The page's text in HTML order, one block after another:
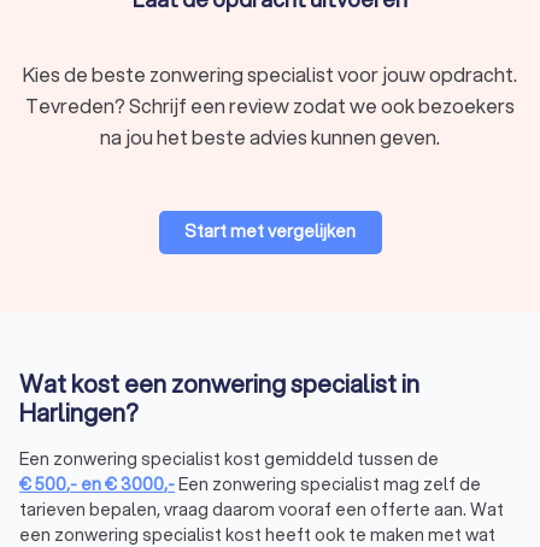
Kies de beste zonwering specialist voor jouw opdracht.
Tevreden? Schrijf een review zodat we ook bezoekers
na jou het beste advies kunnen geven.
Start met vergelijken
Wat kost een zonwering specialist in
Harlingen?
Een zonwering specialist kost gemiddeld tussen de
€500,- en€3000,-Een zonwering specialist mag zelf de
tarieven bepalen, vraag daarom vooraf een offerte aan. Wat
een zonwering specialist kost heeft ook te maken met wat